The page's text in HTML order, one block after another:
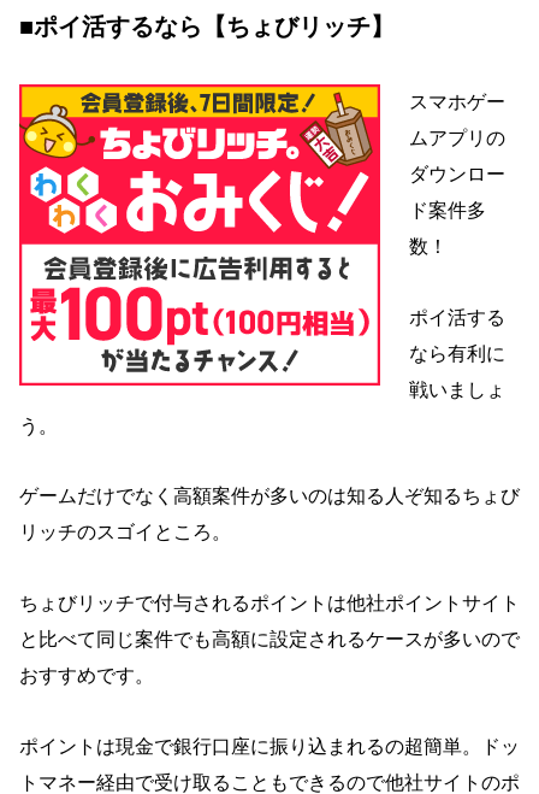
■ポイ活するなら【ちょびリッチ】
スマホゲー
ムアプリの
ダウンロー
ド案件多
数！
ポイ活する
なら有利に
戦いましょ
う。
ゲームだけでなく高額案件が多いのは知る人ぞ知るちょび
リッチのスゴイところ。
ちょびリッチで付与されるポイントは他社ポイントサイト
と比べて同じ案件でも高額に設定されるケースが多いので
おすすめです。
ポイントは現金で銀行口座に振り込まれるの超簡単。ドッ
トマネー経由で受け取ることもできるので他社サイトのポ